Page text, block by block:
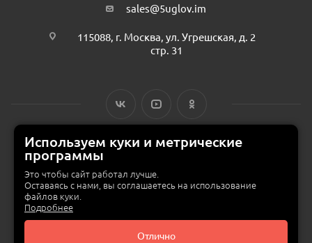
sales@5uglov.im
115088, г. Москва, ул. Угрешская, д. 2
стр. 31
© 2015 — 2026 «MEBZILLA» (ex. 5UGLOV.IM) —
мебели в Москве
Используем куки и метрические
программы
Это чтобы сайт работал лучше.
Оставаясь с нами, вы соглашаетесь на использование
файлов куки.
Подробнее
Отлично